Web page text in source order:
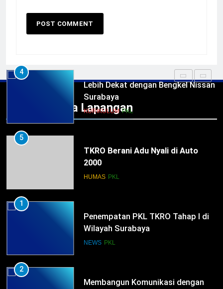
Praktek Kerja Lapangan
Melecut Semangat Di Nissan
Surabaya
4
Lebih Dekat dengan Bengkel Nissan
Surabaya
KURIKULUM PKL
5
TKRO Berani Adu Nyali di Auto
2000
HUMAS PKL
1
Penempatan PKL TKRO Tahap I di
Wilayah Surabaya
NEWS PKL
2
Membangun Komunikasi dengan